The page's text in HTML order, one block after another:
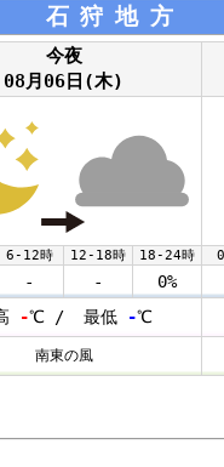
石狩地方
今夜
08月06日(木)
6-12時 12-18時 18-24時
- - 0%
-℃ / 最低 -℃
南東の風